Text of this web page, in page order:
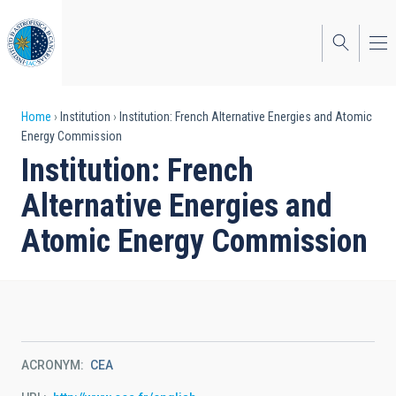
to
main
content
Breadcrumb
Home Institution
Institution: French Alternative Energies and Atomic
Energy Commission
Institution: French
Alternative Energies and
Atomic Energy Commission
ACRONYM CEA